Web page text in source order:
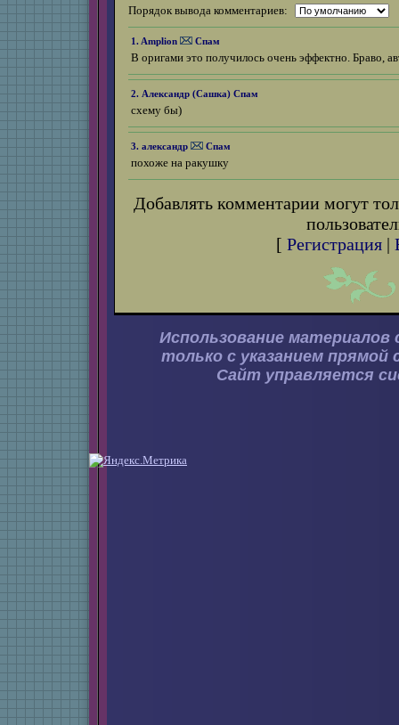
Порядок вывода комментариев:
1. Amplion Спам
В оригами это получилось очень эффектно. Браво,
2. Александр (Сашка) Спам
схему бы)
3. александр Спам
похоже на ракушку
Добавлять комментарии могут
[ Регистрация |
Использование материалов
только с указанием прямой
Сайт управляется